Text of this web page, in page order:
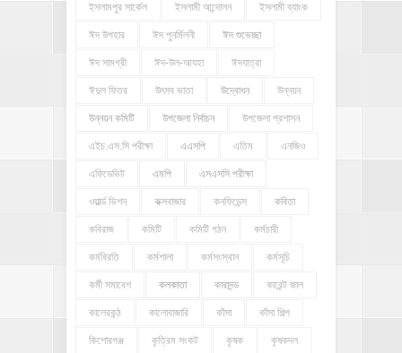
ইসলামপুর সার্কেল ইসলামী আন্দোলন ইসলামী ব্যাংক
ঈদ উপহার ঈদ পুনর্মিলনী ঈদ শুভেচ্ছা
ঈদ সামগ্রী ঈদ-উল-আযহা ঈদযাত্রা
ঈদুল ফিতর উৎসব ভাতা উদ্বোধন উন্নয়ন
উন্নয়ন কমিটি উপজেলা নির্বাচন উপজেলা প্রশাসন
এইচ.এস.সি পরীক্ষা এএসপি এতিম এনজিও
এফিডেভিট এমপি এসএসসি পরীক্ষা
ওয়ার্ল্ড ভিশন কক্সবাজার কনফিডেন্স কবিতা
কবিরাজ কমিটি কমিটি গঠন কর্মচারী
কর্মবিরতি কর্মশালা কর্মসংস্থান কর্মসূচি
কর্মী সমাবেশ কলকাতা কারাদন্ড কারেন্ট জাল
কালেরকন্ঠ কালোবাজারি কাঁসা কাঁসা শিল্প
কিশোরগঞ্জ কৃত্রিম সংকট কৃষক কৃষকদল